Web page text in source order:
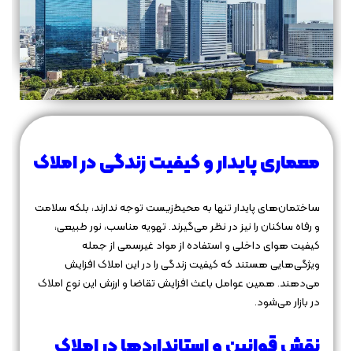
معماری پایدار و کیفیت زندگی در املاک
ساختمان‌های پایدار تنها به محیط‌زیست توجه ندارند، بلکه سلامت
و رفاه ساکنان را نیز در نظر می‌گیرند. تهویه مناسب، نور طبیعی،
کیفیت هوای داخلی و استفاده از مواد غیرسمی از جمله
ویژگی‌هایی هستند که کیفیت زندگی را در این املاک افزایش
می‌دهند. همین عوامل باعث افزایش تقاضا و ارزش این نوع املاک
در بازار می‌شود.